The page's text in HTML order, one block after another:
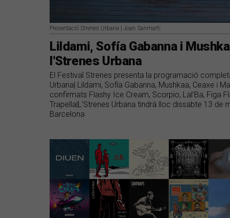
Presentació Strenes Urbana | Joan Sanmartí
Lildami, Sofía Gabanna i
l'Strenes Urbana
El Festival Strenes presenta la programació
Urbana| Lildami, Sofía Gabanna, Mushkaa, Ceaxe i
confirmats Flashy Ice Cream, Scorpio, Lal’Ba, Figa
Trapella|L’Strenes Urbana tindrà lloc dissabte 13 de
Barcelona